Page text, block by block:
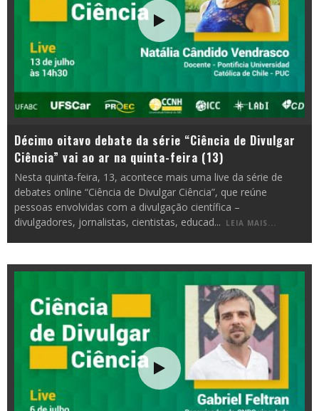
Décimo oitavo debate da série “Ciência de Divulgar
Ciência” vai ao ar na quinta-feira (13)
Nesta quinta-feira, 13, acontece mais uma live da série de
debates online “Ciência de Divulgar Ciência”, que reúne
pessoas envolvidas com a divulgação científica –
divulgadores, jornalistas, cientistas, educad... LEIA MAIS...